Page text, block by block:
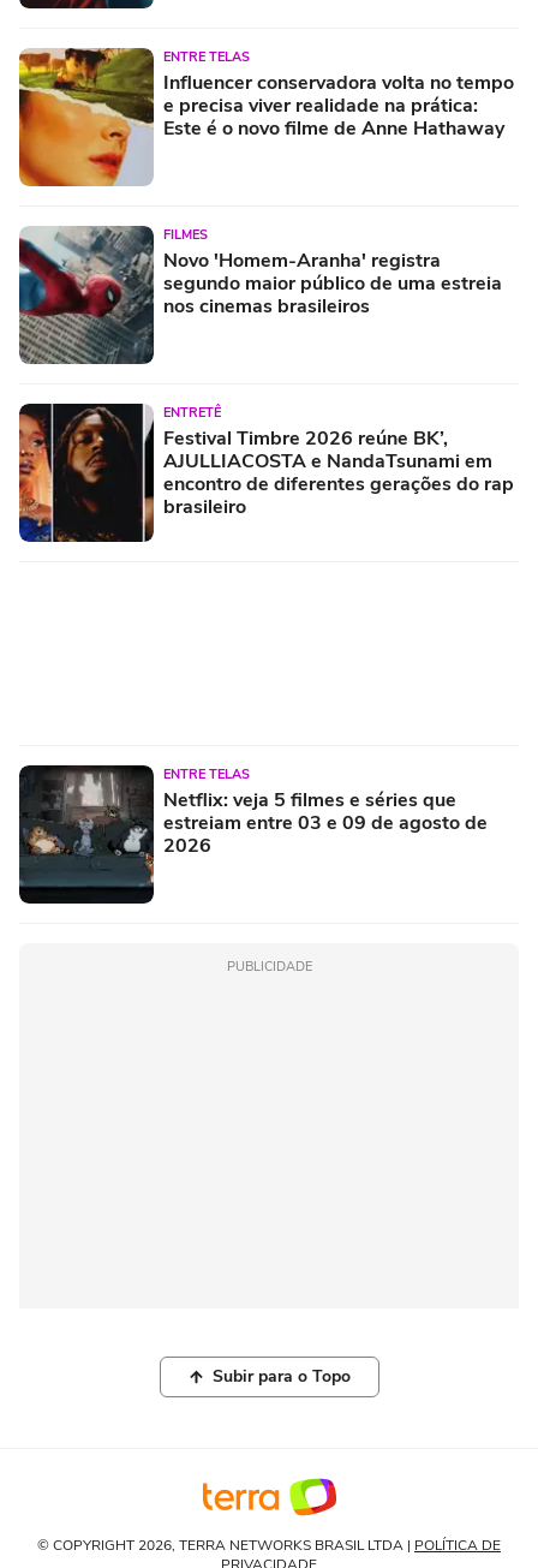
ENTRE TELAS
Influencer conservadora volta no tempo
e precisa viver realidade na prática:
Este é o novo filme de Anne Hathaway
FILMES
Novo 'Homem-Aranha' registra
segundo maior público de uma estreia
nos cinemas brasileiros
ENTRETÊ
Festival Timbre 2026 reúne BK’,
AJULLIACOSTA e NandaTsunami em
encontro de diferentes gerações do rap
brasileiro
ENTRE TELAS
Netflix: veja 5 filmes e séries que
estreiam entre 03 e 09 de agosto de
2026
PUBLICIDADE
Subir para o Topo
© COPYRIGHT 2026, TERRA NETWORKS BRASIL LTDA | POLÍTICA DE
PRIVACIDADE